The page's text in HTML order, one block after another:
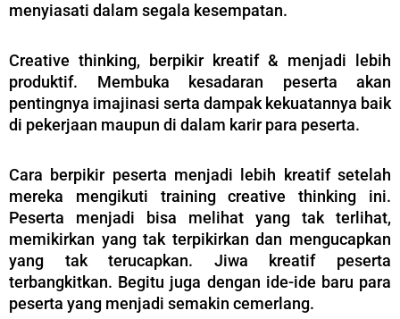
menyiasati dalam segala kesempatan.
Creative thinking, berpikir kreatif & menjadi lebih
produktif. Membuka kesadaran peserta akan
pentingnya imajinasi serta dampak kekuatannya baik
di pekerjaan maupun di dalam karir para peserta.
Cara berpikir peserta menjadi lebih kreatif setelah
mereka mengikuti training creative thinking ini.
Peserta menjadi bisa melihat yang tak terlihat,
memikirkan yang tak terpikirkan dan mengucapkan
yang tak terucapkan. Jiwa kreatif peserta
terbangkitkan. Begitu juga dengan ide-ide baru para
peserta yang menjadi semakin cemerlang.